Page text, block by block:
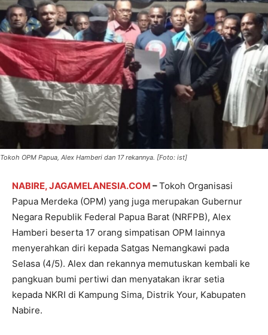
Tokoh OPM Papua, Alex Hamberi dan 17 rekannya. [Foto: ist]
NABIRE, JAGAMELANESIA.COM –Tokoh Organisasi
Papua Merdeka (OPM) yang juga merupakan Gubernur
Negara Republik Federal Papua Barat (NRFPB), Alex
Hamberi beserta 17 orang simpatisan OPM lainnya
menyerahkan diri kepada Satgas Nemangkawi pada
Selasa (4/5). Alex dan rekannya memutuskan kembali ke
pangkuan bumi pertiwi dan menyatakan ikrar setia
kepada NKRI di Kampung Sima, Distrik Your, Kabupaten
Nabire.